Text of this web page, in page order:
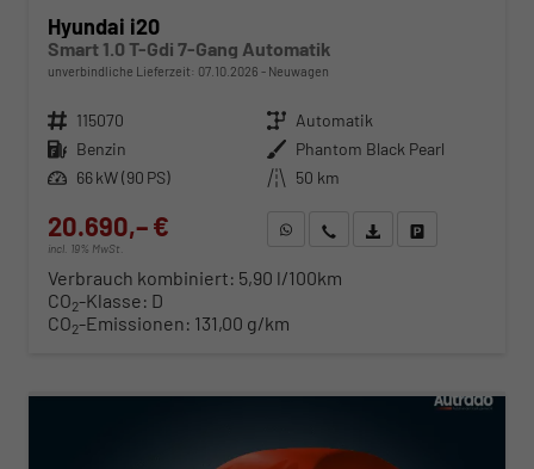
Hyundai i20
Smart 1.0 T-Gdi 7-Gang Automatik
unverbindliche Lieferzeit: 07.10.2026 Neuwagen
Fahrzeugnr. 115070 Getriebe Automatik
Kraftstoff Benzin Außenfarbe Phantom Black Pearl
Leistung 66 kW (90 PS) Kilometerstand 50 km
20.690,– €
incl. 19% MwSt.
WhatsApp anfragen
Wir rufen Sie anFahrzeugexposé (PDF)
Verbrauch kombiniert: 5,90 l/100km
CO2-Klasse: D
CO2-Emissionen: 131,00 g/km